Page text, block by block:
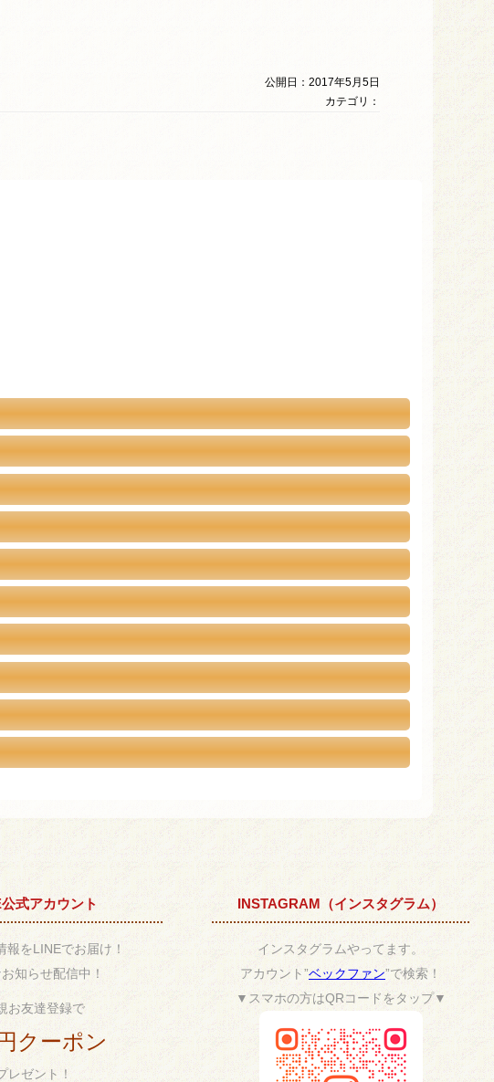
公開日：2017年5月5日
カテゴリ：
式アカウント
報をLINEでお届け！
知らせ配信中！
お友達登録で
クーポン
レゼント！
INSTAGRAM（インスタグラム）
インスタグラムやってます。
アカウント”ベックファン”で検索！
▼スマホの方はQRコードをタップ▼